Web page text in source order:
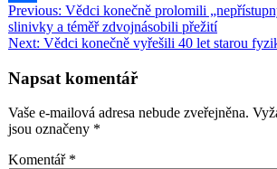
Share
Navigace
pro
Previous: Vědci konečně prolomili
slinivky a téměř zdvojnásobili přežití
Next: Vědci konečně vyřešili 40 let starou
Napsat komentář
Vaše e-mailová adresa nebude zveřejněna.
jsou označeny *
Komentář *